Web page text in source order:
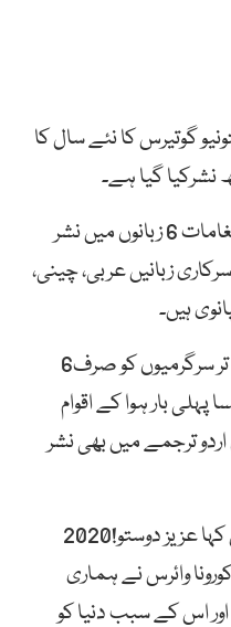
گوتیرس کا نئے سال کا
نشرکیا گیا ہے۔
اقوام متحدہ میں عمومی طور پر پیغامات 6 زبانوں میں نشر
کیے جاتے ہیں۔ اقوام متحدہ کی 6سرکاری زبانیں عربی، چینی،
ہیں۔
اس عالمی فورم پر ہونے والی تمام تر سرگرمیوں کو صرف6
پہلی بار ہوا کے اقوام
ترجمے میں بھی نشر
انتونیو گوتیرس نے اپنے پیغام میں کہا عزیز دوستو!2020
وائرس نے ہماری
اور اس کے سبب دنیا کو